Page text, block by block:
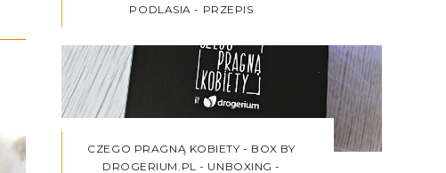
PODLASIA - PRZEPIS
CZEGO PRAGNĄ KOBIETY - BOX BY
DROGERIUM.PL - UNBOXING -